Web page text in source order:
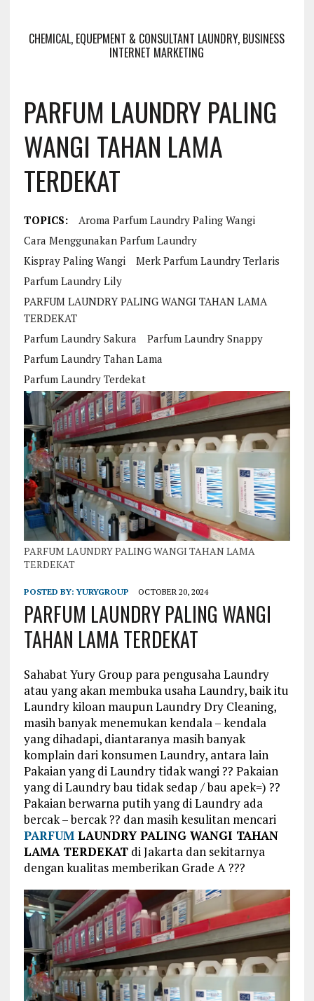
CHEMICAL, EQUEPMENT & CONSULTANT LAUNDRY, BUSINESS
INTERNET MARKETING
PARFUM LAUNDRY PALING
WANGI TAHAN LAMA
TERDEKAT
TOPICS:
Aroma Parfum Laundry Paling Wangi
Cara Menggunakan Parfum Laundry
Kispray Paling Wangi
Merk Parfum Laundry Terlaris
Parfum Laundry Lily
PARFUM LAUNDRY PALING WANGI TAHAN LAMA
TERDEKAT
Parfum Laundry Sakura
Parfum Laundry Snappy
Parfum Laundry Tahan Lama
Parfum Laundry Terdekat
PARFUM LAUNDRY PALING WANGI TAHAN LAMA
TERDEKAT
POSTED BY:YURYGROUP OCTOBER 20, 2024
PARFUM LAUNDRY PALING WANGI
TAHAN LAMA TERDEKAT
Sahabat Yury Group para pengusaha Laundry
atau yang akan membuka usaha Laundry, baik itu
Laundry kiloan maupun Laundry Dry Cleaning,
masih banyak menemukan kendala – kendala
yang dihadapi, diantaranya masih banyak
komplain dari konsumen Laundry, antara lain
Pakaian yang di Laundry tidak wangi ?? Pakaian
yang di Laundry bau tidak sedap / bau apek=) ??
Pakaian berwarna putih yang di Laundry ada
bercak – bercak ?? dan masih kesulitan mencari
PARFUMLAUNDRY PALING WANGI TAHAN
LAMA TERDEKATdi Jakarta dan sekitarnya
dengan kualitas memberikan Grade A ???